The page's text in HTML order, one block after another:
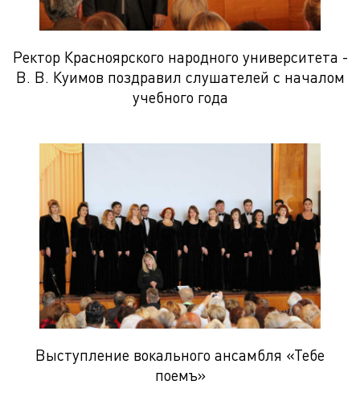
Ректор Красноярского народного университета -
В. В. Куимов поздравил слушателей с началом
учебного года
Выступление вокального ансамбля «Тебе
поемъ»